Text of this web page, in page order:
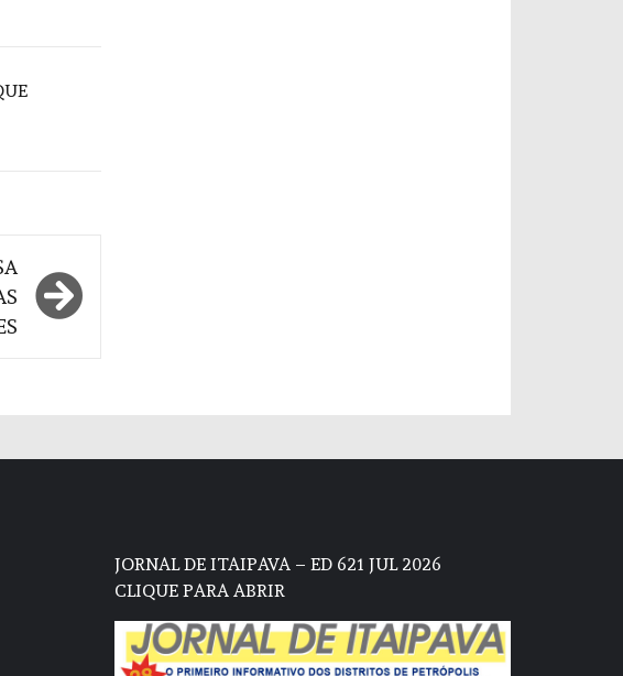
JORNAL DE ITAIPAVA – ED 621 JUL 2026
CLIQUE PARA ABRIR